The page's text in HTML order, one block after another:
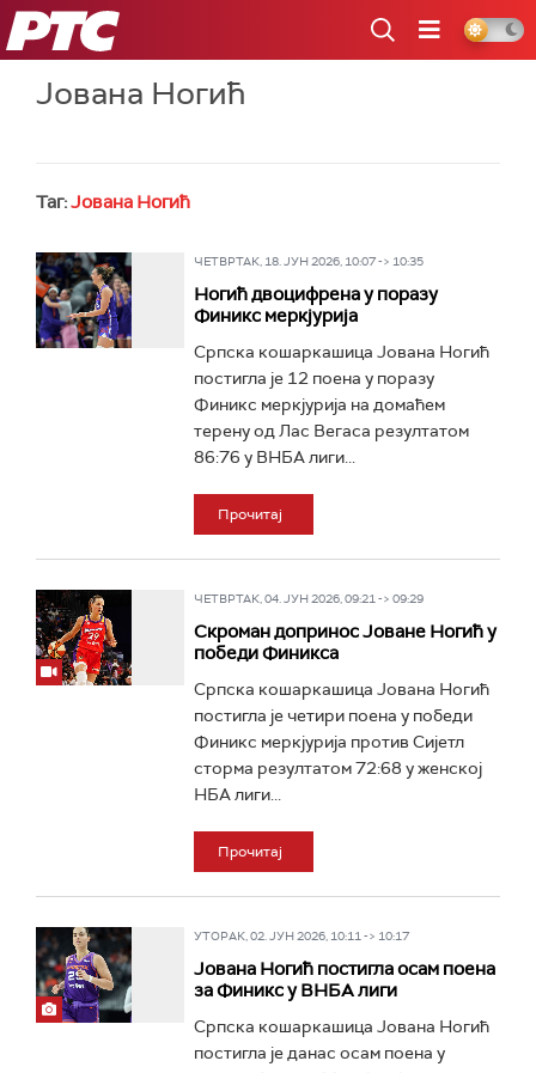
РТС
Јована Ногић
Таг:Јована Ногић
ЧЕТВРТАК, 18. ЈУН 2026, 10:07 -> 10:35
Ногић двоцифрена у поразу
Финикс меркјурија
Српска кошаркашица Јована Ногић
постигла је 12 поена у поразу
Финикс меркјурија на домаћем
терену од Лас Вегаса резултатом
86:76 у ВНБА лиги...
Прочитај
ЧЕТВРТАК, 04. ЈУН 2026, 09:21 -> 09:29
Скроман допринос Јоване Ногић у
победи Финикса
Српска кошаркашица Јована Ногић
постигла је четири поена у победи
Финикс меркјурија против Сијетл
сторма резултатом 72:68 у женској
НБА лиги...
Прочитај
УТОРАК, 02. ЈУН 2026, 10:11 -> 10:17
Јована Ногић постигла осам поена
за Финикс у ВНБА лиги
Српска кошаркашица Јована Ногић
постигла је данас осам поена у